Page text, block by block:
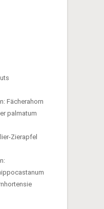
Fächerahorn
palmatum
Zierapfel